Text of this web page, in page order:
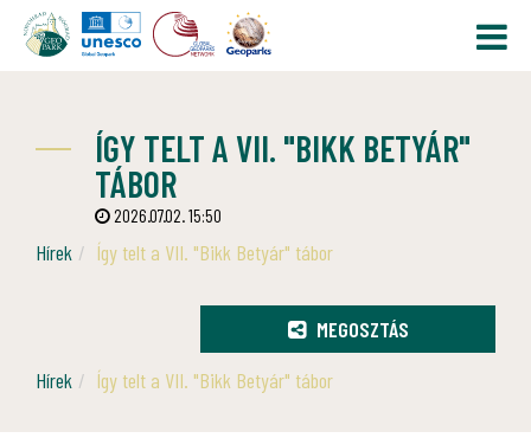
ÍGY TELT A VII. "BIKK BETYÁR"
TÁBOR
2026.07.02. 15:50
Hírek Így telt a VII. "Bikk Betyár" tábor
MEGOSZTÁS
Hírek
Így telt a VII. "Bikk Betyár" tábor